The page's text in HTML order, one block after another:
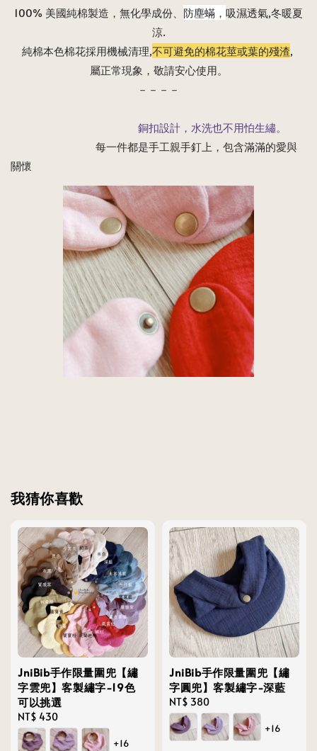
100% 美國純棉製造，無化學成份、 防塵蟎， 吸濕透氣,冬暖夏
涼.
純棉本色棉花採用機械清理,不可避免的棉花莖或葉的殘渣,
屬正常現象，敬請安心使用。
－－－－
銅扣設計，水洗也不用怕生繡。
每一件都是手工親手釘上，包含滿滿的愛與
關懷
我猜你喜歡
JniBib手作限量圍兜【繡
字雲兜】客製繡字-19色
可以挑選
Regular
price
NT$ 430
+16
JniBib手作限量圍兜【繡
字圓兜】客製繡字-深藍
Regular
price
NT$ 380
+16